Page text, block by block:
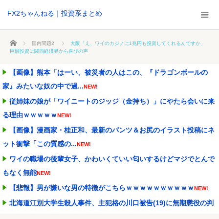
FX2ちゃんねる｜投資系まとめ
ホーム 国内問題2
大阪「え、ワイのカジノに1兆円も投資してくれるんですか」
巨額投資に関西経済界から喜びの声
【画像】熊本「はーい、被災者の人はこの、『ドラゴンボールの
家』みたいな奴の中で過...NEW!
従姉妹の娘が「ワイニートのジッジ（金持ち）」にやたら会いに来
る理由ｗｗｗｗｗNEW!
【画像】漫画家・桂正和、最新のパンツ＆お尻のイラスト投稿にネ
ット衝撃「この質感の...NEW!
ワイの職場の後輩女子、かわいくていい匂いするけどマジでとんで
もなく無能NEW!
【悲報】男が嫌いな男の特徴がこちらｗｗｗｗｗｗｗｗｗｗNEW!
北海道江別大学生殺人事件、主犯格の川口被告(19)に無期懲役の判